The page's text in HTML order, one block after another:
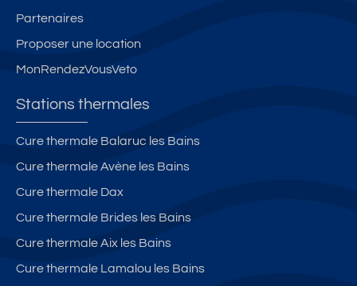
Partenaires
Proposer une location
MonRendezVousVeto
Stations thermales
Cure thermale Balaruc les Bains
Cure thermale Avène les Bains
Cure thermale Dax
Cure thermale Brides les Bains
Cure thermale Aix les Bains
Cure thermale Lamalou les Bains